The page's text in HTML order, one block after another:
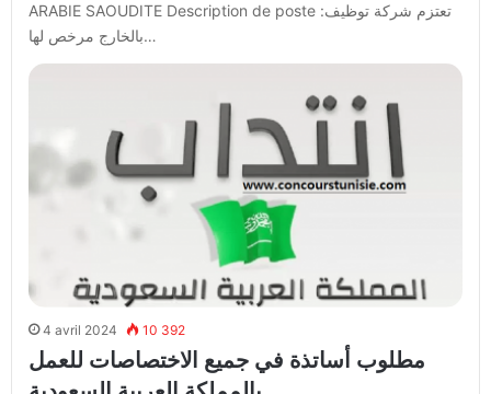
ARABIE SAOUDITE Description de poste :تعتزم شركة توظيف
بالخارج مرخص لها…
4 avril 2024 10 392
مطلوب أساتذة في جميع الاختصاصات للعمل